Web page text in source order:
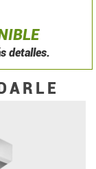
detalles.